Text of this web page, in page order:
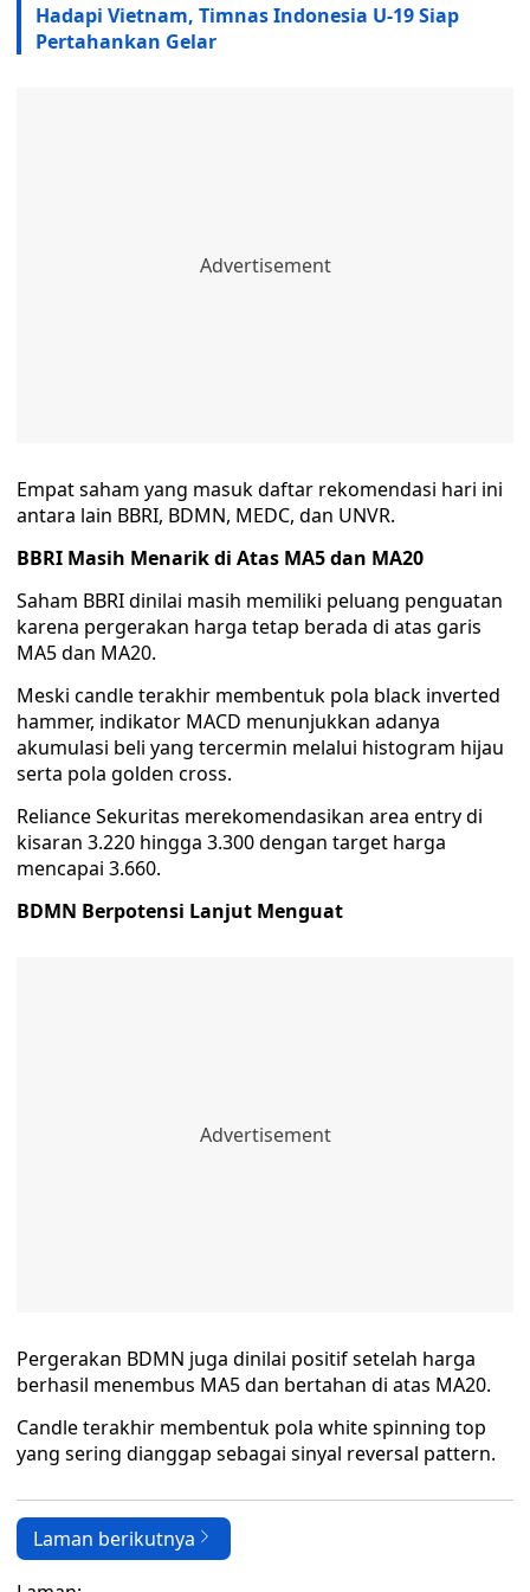
Hadapi Vietnam, Timnas Indonesia U-19 Siap
Pertahankan Gelar
Empat saham yang masuk daftar rekomendasi hari ini
antara lain BBRI, BDMN, MEDC, dan UNVR.
BBRI Masih Menarik di Atas MA5 dan MA20
Saham BBRI dinilai masih memiliki peluang penguatan
karena pergerakan harga tetap berada di atas garis
MA5 dan MA20.
Meski candle terakhir membentuk pola black inverted
hammer, indikator MACD menunjukkan adanya
akumulasi beli yang tercermin melalui histogram hijau
serta pola golden cross.
Reliance Sekuritas merekomendasikan area entry di
kisaran 3.220 hingga 3.300 dengan target harga
mencapai 3.660.
BDMN Berpotensi Lanjut Menguat
Pergerakan BDMN juga dinilai positif setelah harga
berhasil menembus MA5 dan bertahan di atas MA20.
Candle terakhir membentuk pola white spinning top
yang sering dianggap sebagai sinyal reversal pattern.
Laman berikutnya